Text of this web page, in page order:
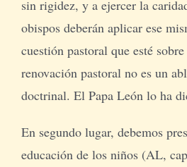
sin rigidez, y a ejercer la
obispos deberán aplicar ese
cuestión pastoral que esté
renovación pastoral no es un
doctrinal. El Papa León lo ha
En segundo lugar, debemos
educación de los niños (AL,